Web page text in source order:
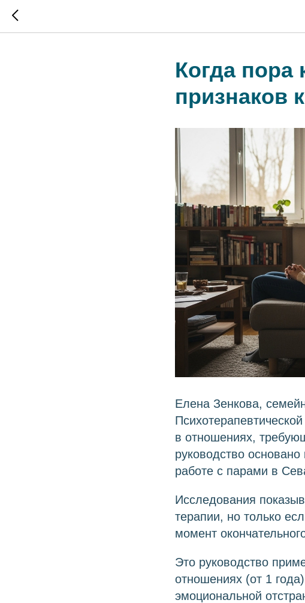
Когда пора
признаков
Елена Зенкова,
в отношениях,
руководство
работе с парами в
Исследования
терапии, но только
момент
Это руководство
отношениях (от 1
эмоциональной